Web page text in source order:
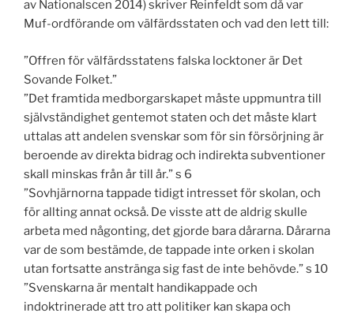
av Nationalscen 2014) skriver Reinfeldt som då var
Muf-ordförande om välfärdsstaten och vad den lett till:
”Offren för välfärdsstatens falska locktoner är Det
Sovande Folket.”
”Det framtida medborgarskapet måste uppmuntra till
självständighet gentemot staten och det måste klart
uttalas att andelen svenskar som för sin försörjning är
beroende av direkta bidrag och indirekta subventioner
skall minskas från år till år.” s 6
”Sovhjärnorna tappade tidigt intresset för skolan, och
för allting annat också. De visste att de aldrig skulle
arbeta med någonting, det gjorde bara dårarna. Dårarna
var de som bestämde, de tappade inte orken i skolan
utan fortsatte anstränga sig fast de inte behövde.” s 10
”Svenskarna är mentalt handikappade och
indoktrinerade att tro att politiker kan skapa och